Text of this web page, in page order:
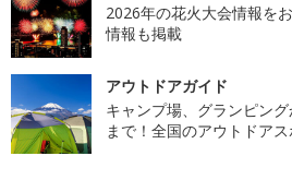
2026年の花火大会情報を
情報も掲載
アウトドアガイド
キャンプ場、グランピン
まで！全国のアウトドア